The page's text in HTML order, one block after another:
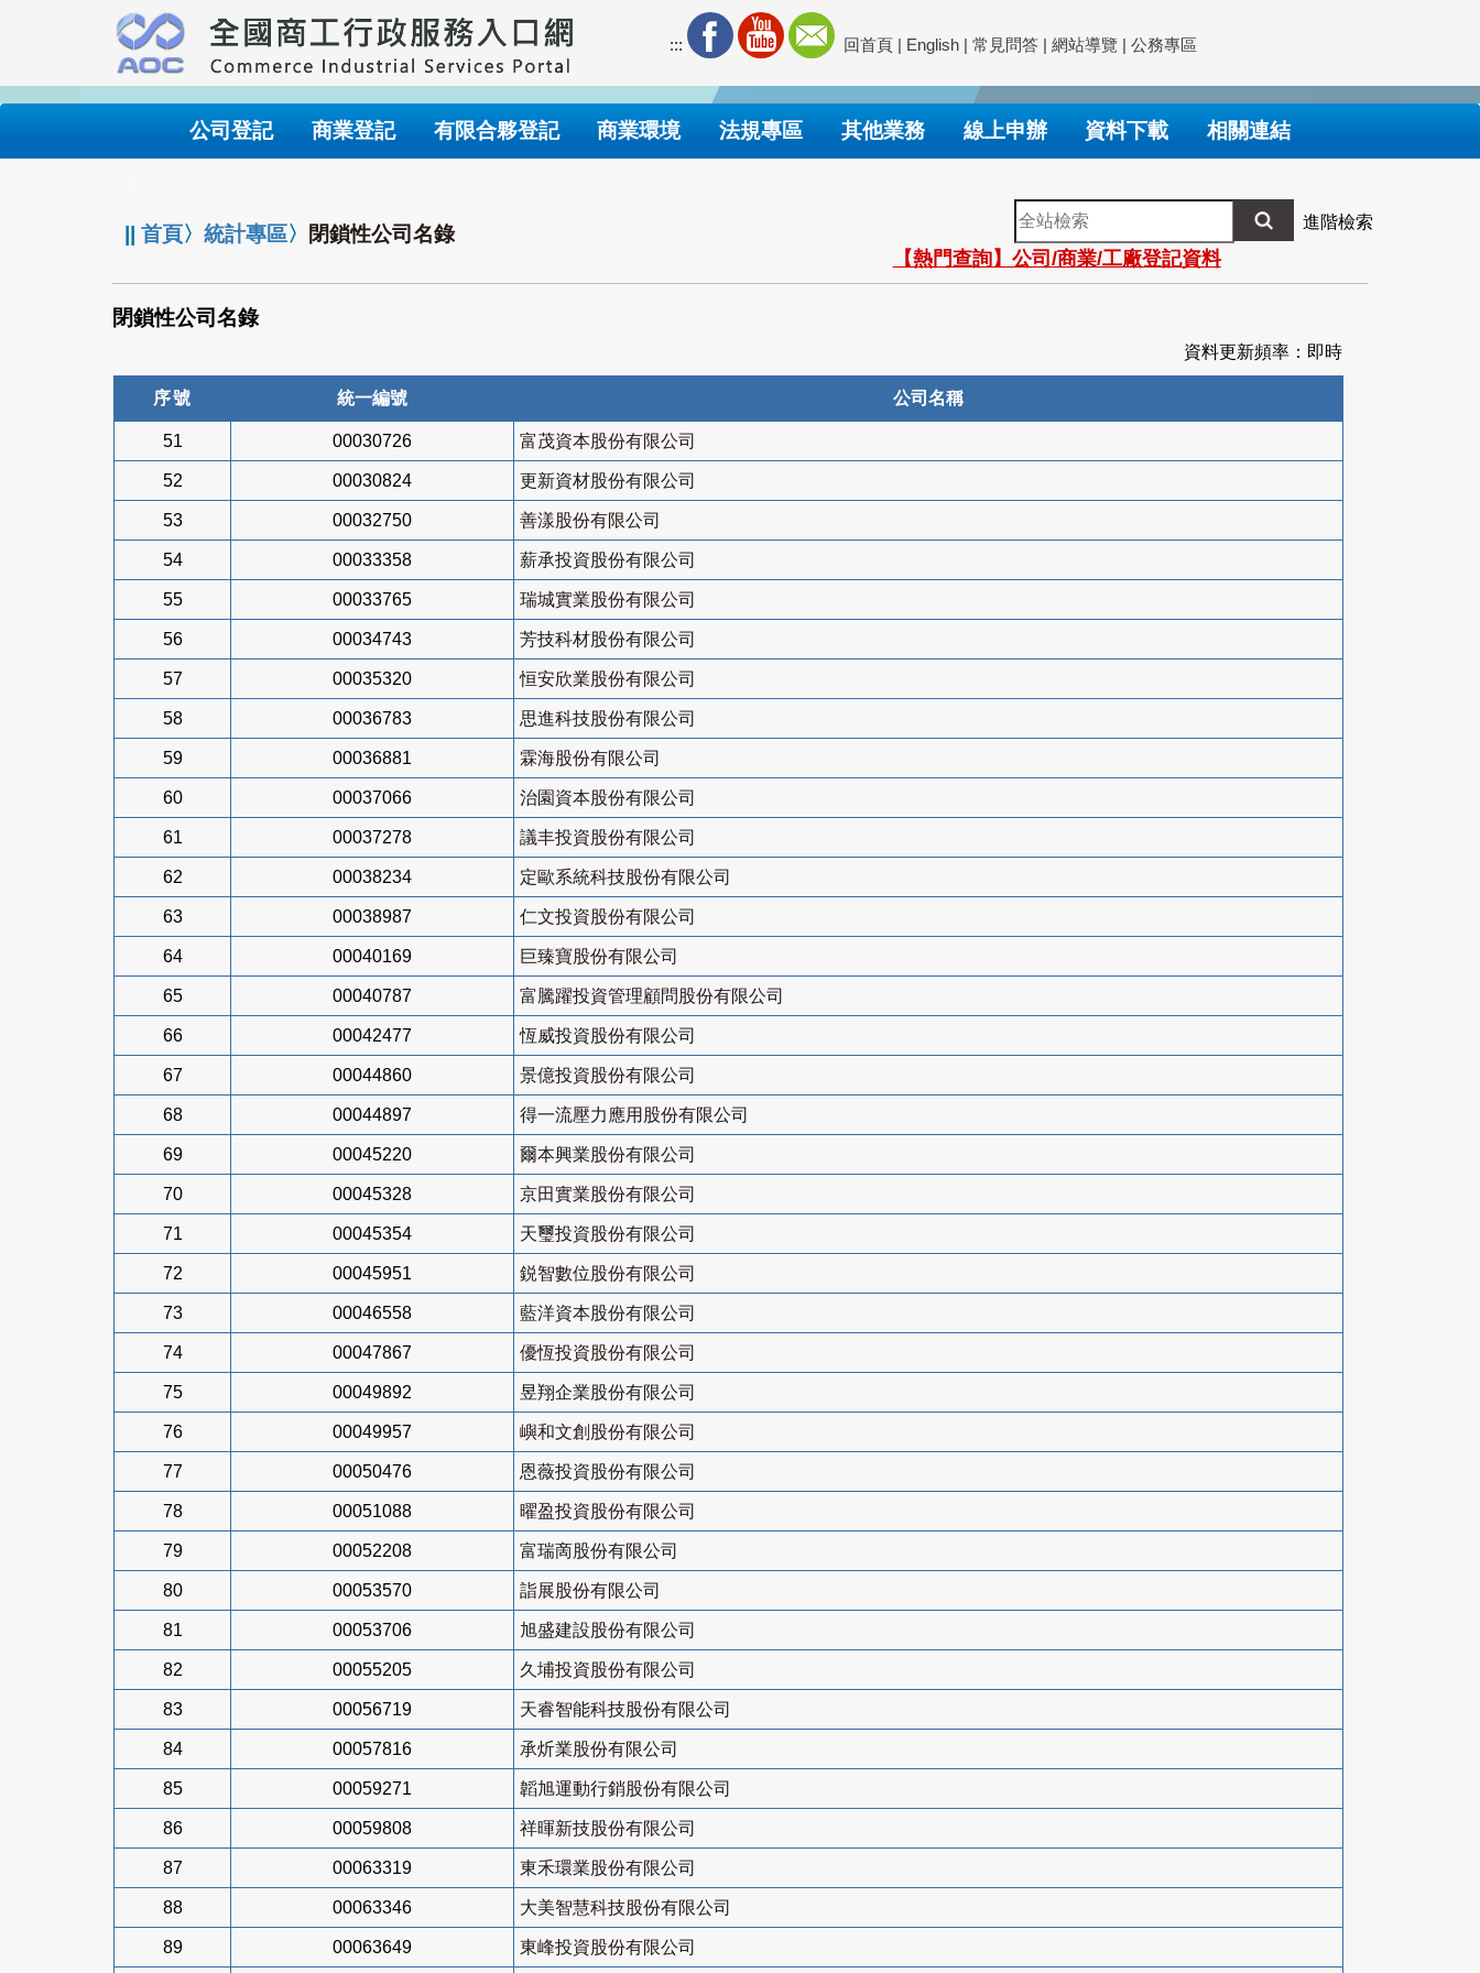
要
內
::: 回首頁 | English | 常見問答 | 網站導覽 | 公務專區
公司登記 商業登記 有限合夥登記 商業環境 法規專區 其他業務 線上申辦 資料下載 相關連結
||首頁〉統計專區〉 閉鎖性公司名錄
全
站
檢
索
進階檢索
【熱門查詢】公司/商業/工廠登記資料
閉鎖性公司名錄
資料更新頻率：即時
序號 統一編號 公司名稱
51 00030726 富茂資本股份有限公司
52 00030824 更新資材股份有限公司
53 00032750 善漾股份有限公司
54 00033358 薪承投資股份有限公司
55 00033765 瑞城實業股份有限公司
56 00034743 芳技科材股份有限公司
57 00035320 恒安欣業股份有限公司
58 00036783 思進科技股份有限公司
59 00036881 霖海股份有限公司
60 00037066 治園資本股份有限公司
61 00037278 議丰投資股份有限公司
62 00038234 定歐系統科技股份有限公司
63 00038987 仁文投資股份有限公司
64 00040169 巨臻寶股份有限公司
65 00040787 富騰躍投資管理顧問股份有限公司
66 00042477 恆威投資股份有限公司
67 00044860 景億投資股份有限公司
68 00044897 得一流壓力應用股份有限公司
69 00045220 爾本興業股份有限公司
70 00045328 京田實業股份有限公司
71 00045354 天璽投資股份有限公司
72 00045951 鋭智數位股份有限公司
73 00046558 藍洋資本股份有限公司
74 00047867 優恆投資股份有限公司
75 00049892 昱翔企業股份有限公司
76 00049957 嶼和文創股份有限公司
77 00050476 恩薇投資股份有限公司
78 00051088 曜盈投資股份有限公司
79 00052208 富瑞啇股份有限公司
80 00053570 詣展股份有限公司
81 00053706 旭盛建設股份有限公司
82 00055205 久埔投資股份有限公司
83 00056719 天睿智能科技股份有限公司
84 00057816 承炘業股份有限公司
85 00059271 韜旭運動行銷股份有限公司
86 00059808 祥暉新技股份有限公司
87 00063319 東禾環業股份有限公司
88 00063346 大美智慧科技股份有限公司
89 00063649 東峰投資股份有限公司